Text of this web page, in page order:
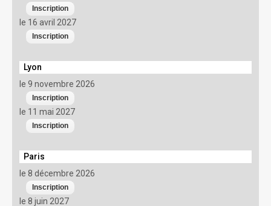
le 16 avril 2027
Lyon
le 9 novembre 2026
le 11 mai 2027
Paris
le 8 décembre 2026
le 8 juin 2027